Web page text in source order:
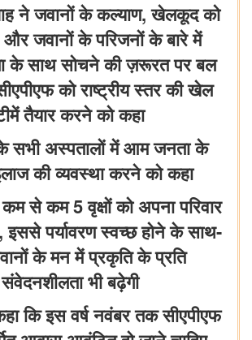
ने जवानों के कल्याण, खेलकूद को
और जवानों के परिजनों के बारे में
के साथ सोचने की ज़रूरत पर बल
को राष्ट्रीय स्तर की खेल
तैयार करने को कहा
सभी अस्पतालों में आम जनता के
की व्यवस्था करने को कहा
से कम 5 वृक्षों को अपना परिवार
इससे पर्यावरण स्वच्छ होने के साथ-
के मन में प्रकृति के प्रति
संवेदनशीलता भी बढ़ेगी
कि इस वर्ष नवंबर तक सीएपीएफ